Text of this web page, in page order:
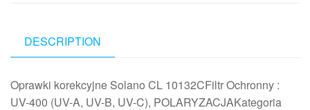
DESCRIPTION
Oprawki korekcyjne Solano CL 10132CFiltr Ochronny :
UV-400 (UV-A, UV-B, UV-C), POLARYZACJAKategoria